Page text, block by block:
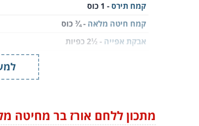
קמח תירס- 1 כוס
קמח חיטה מלאה - ¾ כוס
אבקת אפייה - ½2 כפיות
(בטמפרטורת החדר)
דבש- 2 כפות
מתכון ללחם אורז בר מחיטה